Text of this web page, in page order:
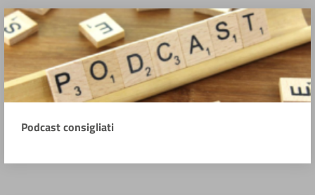
Podcast consigliati